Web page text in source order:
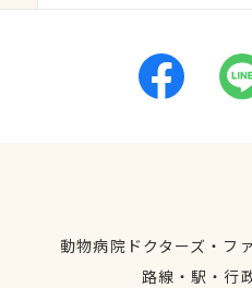
動物病院ドクターズ・フ
路線・駅・行